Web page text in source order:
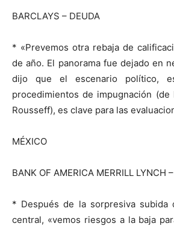
BARCLAYS – DEUDA
* «Prevemos otra rebaja de
de año. El panorama fue dejado en
dijo que el escenario político,
procedimientos de impugnación (de
Rousseff), es clave para las
MÉXICO
BANK OF AMERICA MERRILL LYNCH
* Después de la sorpresiva subida
central, «vemos riesgos a la baja